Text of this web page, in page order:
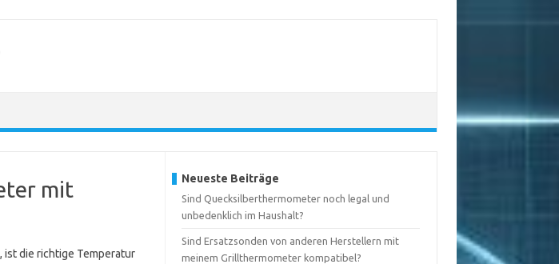
mit
ist die richtige Temperatur
Neueste Beiträge
Sind Quecksilberthermometer noch legal und
unbedenklich im Haushalt?
Sind Ersatzsonden von anderen Herstellern mit
meinem Grillthermometer kompatibel?